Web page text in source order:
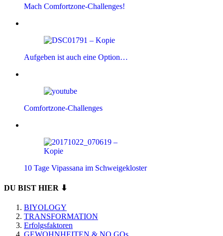
Mach Comfortzone-Challenges!
Aufgeben ist auch eine Option…
Comfortzone-Challenges
10 Tage Vipassana im Schweigekloster
DU BIST HIER ⬇
BIYOLOGY
TRANSFORMATION
Erfolgsfaktoren